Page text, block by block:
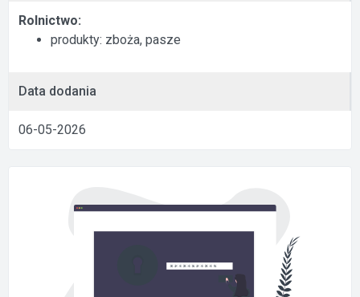
Rolnictwo:
produkty: zboża, pasze
Data dodania
06-05-2026